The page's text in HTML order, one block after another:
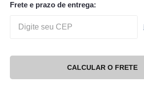
Frete e prazo de entrega:
CALCULAR O FRETE